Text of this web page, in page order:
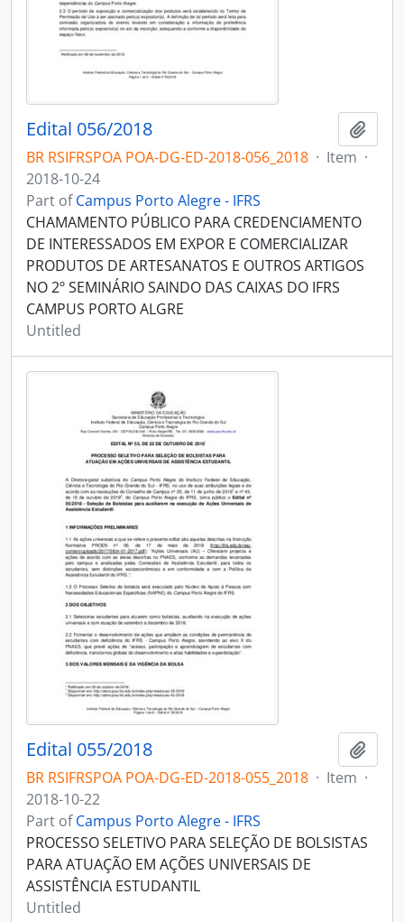
Edital 056/2018
BR RSIFRSPOA POA-DG-ED-2018-056_2018 · Item ·
2018-10-24
Part ofCampus Porto Alegre - IFRS
CHAMAMENTO PÚBLICO PARA CREDENCIAMENTO
DE INTERESSADOS EM EXPOR E COMERCIALIZAR
PRODUTOS DE ARTESANATOS E OUTROS ARTIGOS
NO 2º SEMINÁRIO SAINDO DAS CAIXAS DO IFRS
CAMPUS PORTO ALGRE
Untitled
Edital 055/2018
BR RSIFRSPOA POA-DG-ED-2018-055_2018 · Item ·
2018-10-22
Part ofCampus Porto Alegre - IFRS
PROCESSO SELETIVO PARA SELEÇÃO DE BOLSISTAS
PARA ATUAÇÃO EM AÇÕES UNIVERSAIS DE
ASSISTÊNCIA ESTUDANTIL
Untitled